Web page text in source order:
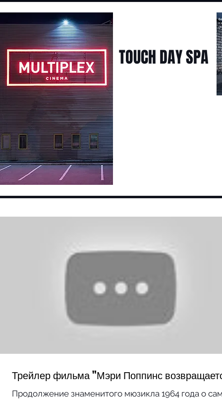
TOUCH DAY SPA
Трейлер фильма "Мэри Поппинс
Продолжение знаменитого мюзикла 1964 года о